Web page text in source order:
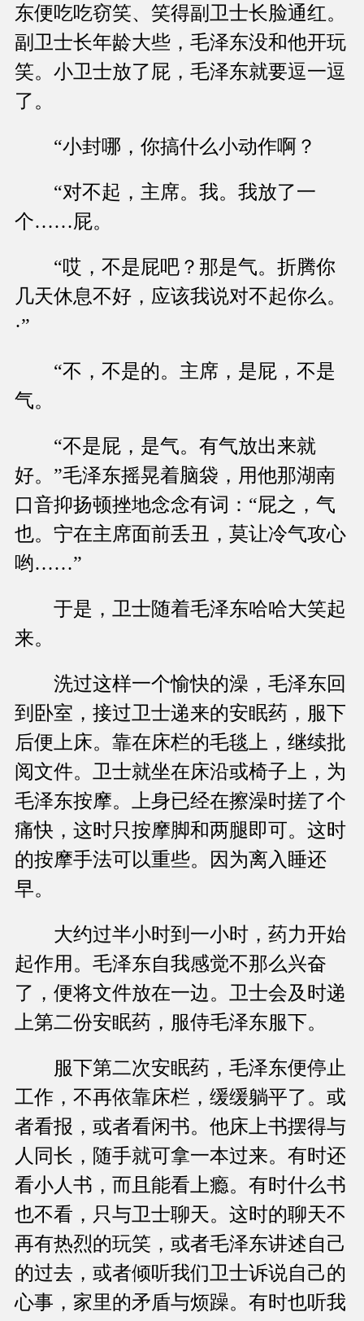
东便吃吃窃笑、笑得副卫士长脸通红。
副卫士长年龄大些，毛泽东没和他开玩
笑。小卫士放了屁，毛泽东就要逗一逗
了。
“小封哪，你搞什么小动作啊？
“对不起，主席。我。我放了一
个……屁。
“哎，不是屁吧？那是气。折腾你
几天休息不好，应该我说对不起你么。
·”
“不，不是的。主席，是屁，不是
气。
“不是屁，是气。有气放出来就
好。”毛泽东摇晃着脑袋，用他那湖南
口音抑扬顿挫地念念有词：“屁之，气
也。宁在主席面前丢丑，莫让冷气攻心
哟……”
于是，卫士随着毛泽东哈哈大笑起
来。
洗过这样一个愉快的澡，毛泽东回
到卧室，接过卫士递来的安眠药，服下
后便上床。靠在床栏的毛毯上，继续批
阅文件。卫士就坐在床沿或椅子上，为
毛泽东按摩。上身已经在擦澡时搓了个
痛快，这时只按摩脚和两腿即可。这时
的按摩手法可以重些。因为离入睡还
早。
大约过半小时到一小时，药力开始
起作用。毛泽东自我感觉不那么兴奋
了，便将文件放在一边。卫士会及时递
上第二份安眠药，服侍毛泽东服下。
服下第二次安眠药，毛泽东便停止
工作，不再依靠床栏，缓缓躺平了。或
者看报，或者看闲书。他床上书摆得与
人同长，随手就可拿一本过来。有时还
看小人书，而且能看上瘾。有时什么书
也不看，只与卫士聊天。这时的聊天不
再有热烈的玩笑，或者毛泽东讲述自己
的过去，或者倾听我们卫士诉说自己的
心事，家里的矛盾与烦躁。有时也听我